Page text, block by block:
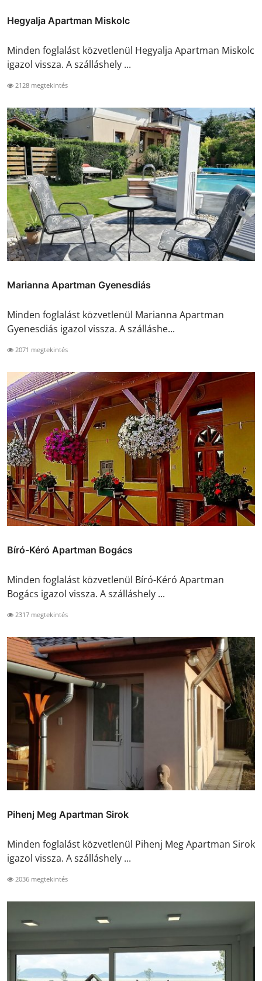
Hegyalja Apartman Miskolc
Minden foglalást közvetlenül Hegyalja Apartman Miskolc
igazol vissza. A szálláshely ...
2128 megtekintés
Marianna Apartman Gyenesdiás
Minden foglalást közvetlenül Marianna Apartman
Gyenesdiás igazol vissza. A szálláshe...
2071 megtekintés
Bíró-Kéró Apartman Bogács
Minden foglalást közvetlenül Bíró-Kéró Apartman
Bogács igazol vissza. A szálláshely ...
2317 megtekintés
Pihenj Meg Apartman Sirok
Minden foglalást közvetlenül Pihenj Meg Apartman Sirok
igazol vissza. A szálláshely ...
2036 megtekintés